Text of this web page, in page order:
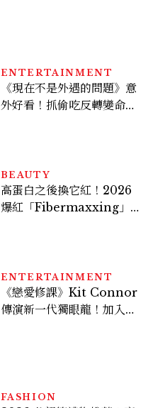
ENTERTAINMENT
《現在不是外遇的問題》意
外好看！抓偷吃反轉變命
看點懶人包
BEAUTY
高蛋白之後換它紅！2026
爆紅「Fibermaxxing」
ENTERTAINMENT
《戀愛修課》Kit Connor
傳演新一代獨眼龍！加入新
FASHION